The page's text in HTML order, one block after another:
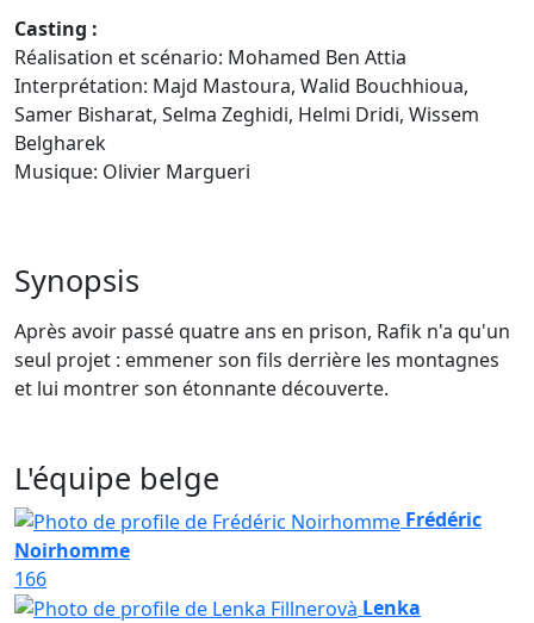
Casting :
Réalisation et scénario: Mohamed Ben Attia
Interprétation: Majd Mastoura, Walid Bouchhioua,
Samer Bisharat, Selma Zeghidi, Helmi Dridi, Wissem
Belgharek
Musique: Olivier Margueri
Synopsis
Après avoir passé quatre ans en prison, Rafik n'a qu'un
seul projet : emmener son fils derrière les montagnes
et lui montrer son étonnante découverte.
L'équipe belge
Frédéric
Noirhomme
166
Lenka